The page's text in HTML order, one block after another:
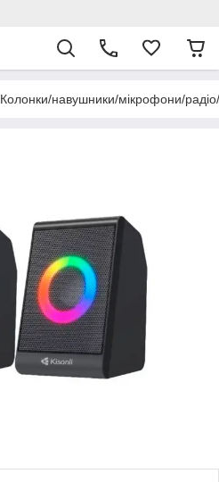
Колонки/навушники/мікрофони/